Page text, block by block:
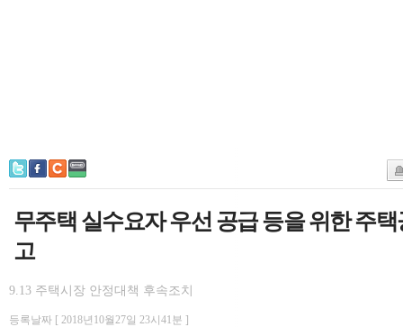
무주택 실수요자 우선 공급 등을 위한 주
고
9.13 주택시장 안정대책 후속조치
등록날짜 [ 2018년10월27일 23시41분 ]